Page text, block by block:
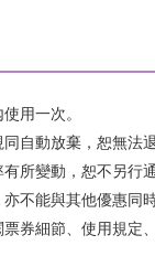
用一次。
自動放棄，恕無法退
所變動，恕不另行通
不能與其他優惠同時
券細節、使用規定